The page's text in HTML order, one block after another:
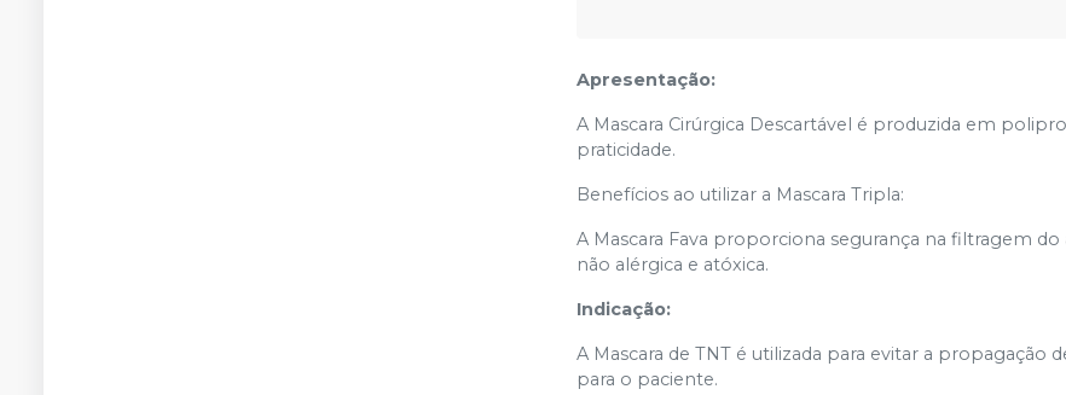
Apresentação:
A Mascara Cirúrgica Descartável é produzida em
praticidade.
Benefícios ao utilizar a Mascara Tripla:
A Mascara Fava proporciona segurança na filtragem
não alérgica e atóxica.
Indicação:
A Mascara de TNT é utilizada para evitar a
para o paciente.